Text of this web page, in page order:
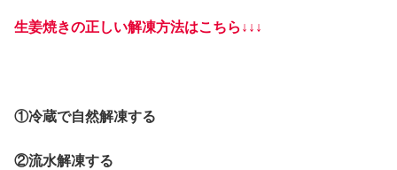
生姜焼きの正しい解凍方法はこちら↓↓↓
①冷蔵で自然解凍する
②流水解凍する